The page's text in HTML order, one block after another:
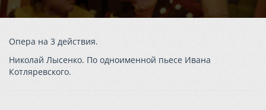
Опера на 3 действия.
Николай Лысенко. По одноименной пьесе Ивана
Котляревского.